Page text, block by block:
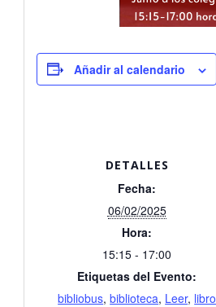
Añadir al calendario
DETALLES
Fecha:
06/02/2025
Hora:
15:15 - 17:00
Etiquetas del Evento:
bibliobus,biblioteca, Leer, libro